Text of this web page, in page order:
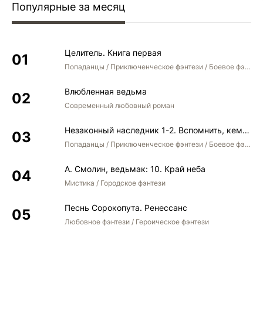
Популярные за месяц
Целитель. Книга первая
Попаданцы / Приключенческое фэнтези / Боевое фэнтези
Влюбленная ведьма
Современный любовный роман
Незаконный наследник 1-2. Вспомнить, кем был. Стать собой. Остаться собой
Попаданцы / Приключенческое фэнтези / Боевое фэнтези / Юмористическое фэнтези
А. Смолин, ведьмак: 10. Край неба
Мистика / Городское фэнтези
Песнь Сорокопута. Ренессанс
Любовное фэнтези / Героическое фэнтези